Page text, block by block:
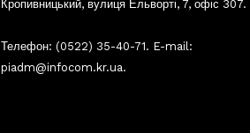
Кропивницький, вулиця Ельворті, 7, офіс 307.
Телефон: (0522) 35-40-71. E-mail:
piadm@infocom.kr.ua.